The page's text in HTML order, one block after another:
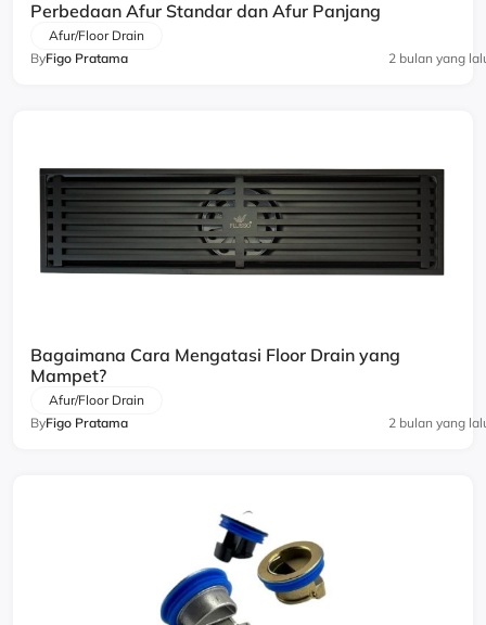
Perbedaan Afur Standar dan Afur Panjang
Afur/Floor Drain
ByFigo Pratama 2 bulan yang
Bagaimana Cara Mengatasi Floor Drain yang
Mampet?
Afur/Floor Drain
ByFigo Pratama 2 bulan yang